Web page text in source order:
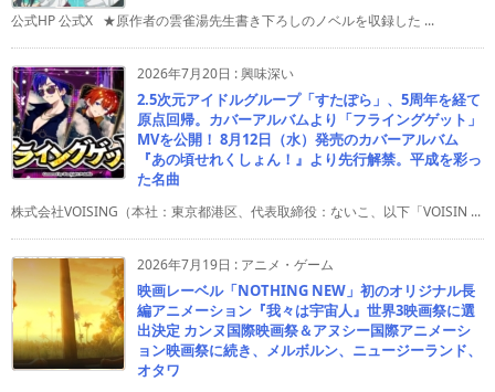
公式HP 公式X ★原作者の雲雀湯先生書き下ろしのノベルを収録した ...
2026年7月20日 :興味深い
2.5次元アイドルグループ「すたぽら」、5周年を経て
原点回帰。カバーアルバムより「フライングゲット」
MVを公開！ 8月12日（水）発売のカバーアルバム
『あの頃せれくしょん！』より先行解禁。平成を彩っ
た名曲
株式会社VOISING（本社：東京都港区、代表取締役：ないこ、以下「VOISIN ...
2026年7月19日 : アニメ・ゲーム
映画レーベル「NOTHING NEW」初のオリジナル長
編アニメーション『我々は宇宙人』世界3映画祭に選
出決定 カンヌ国際映画祭＆アヌシー国際アニメーシ
ョン映画祭に続き、メルボルン、ニュージーランド、
オタワ